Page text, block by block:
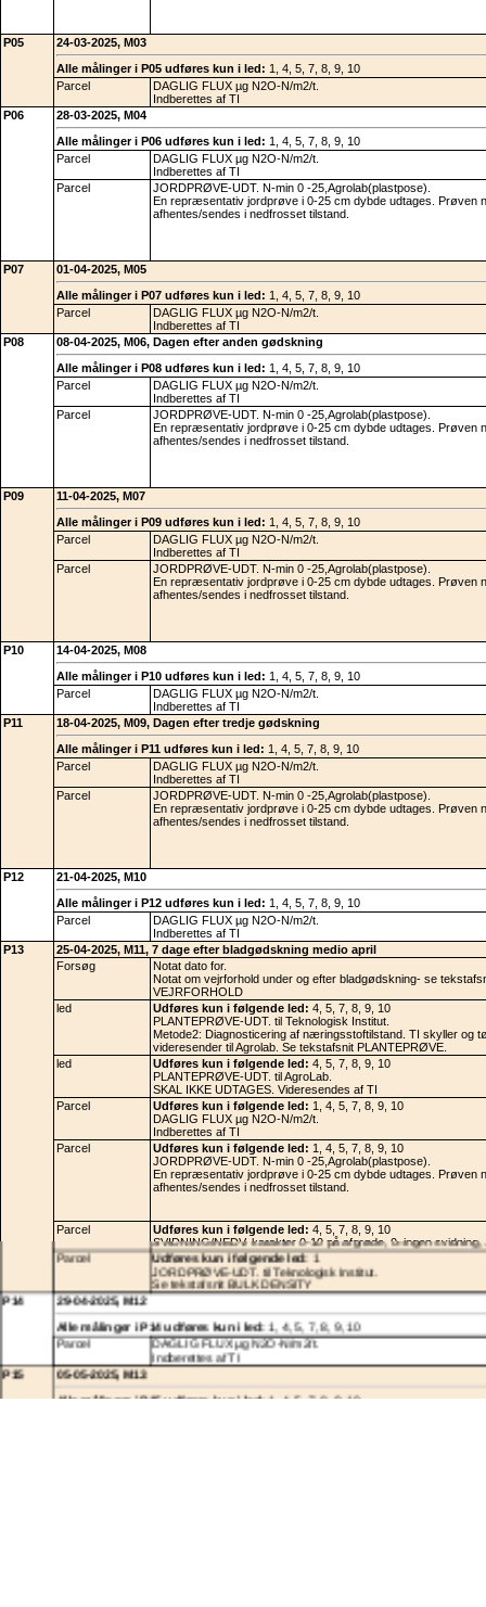
P05 24-03-2025, M03
Alle målinger i P05 udføres kun i led: 1, 4, 5, 7, 8, 9, 10
Parcel
DAGLIG FLUX µg N2O-N/m2/t.
Indberettes af TI
P06
28-03-2025, M04
Alle målinger i P06 udføres kun i led: 1, 4, 5, 7, 8, 9, 10
Parcel
DAGLIG FLUX µg N2O-N/m2/t.
Indberettes af TI
Parcel
JORDPRØVE-UDT. N-min 0 -25,Agrolab(plastpose).
En repræsentativ jordprøve i 0-25 cm dybde udtages. Prøven
afhentes/sendes i nedfrosset tilstand.
P07 01-04-2025, M05
Alle målinger i P07 udføres kun i led: 1, 4, 5, 7, 8, 9, 10
Parcel
DAGLIG FLUX µg N2O-N/m2/t.
Indberettes af TI
P08
08-04-2025, M06, Dagen efter anden gødskning
Alle målinger i P08 udføres kun i led: 1, 4, 5, 7, 8, 9, 10
Parcel
DAGLIG FLUX µg N2O-N/m2/t.
Indberettes af TI
Parcel
JORDPRØVE-UDT. N-min 0 -25,Agrolab(plastpose).
En repræsentativ jordprøve i 0-25 cm dybde udtages. Prøven
afhentes/sendes i nedfrosset tilstand.
P09 11-04-2025, M07
Alle målinger i P09 udføres kun i led: 1, 4, 5, 7, 8, 9, 10
Parcel
DAGLIG FLUX µg N2O-N/m2/t.
Indberettes af TI
Parcel
JORDPRØVE-UDT. N-min 0 -25,Agrolab(plastpose).
En repræsentativ jordprøve i 0-25 cm dybde udtages. Prøven
afhentes/sendes i nedfrosset tilstand.
P10 14-04-2025, M08
Alle målinger i P10 udføres kun i led: 1, 4, 5, 7, 8, 9, 10
Parcel
DAGLIG FLUX µg N2O-N/m2/t.
Indberettes af TI
P11
18-04-2025, M09, Dagen efter tredje gødskning
Alle målinger i P11 udføres kun i led: 1, 4, 5, 7, 8, 9, 10
Parcel
DAGLIG FLUX µg N2O-N/m2/t.
Indberettes af TI
Parcel
JORDPRØVE-UDT. N-min 0 -25,Agrolab(plastpose).
En repræsentativ jordprøve i 0-25 cm dybde udtages. Prøven
afhentes/sendes i nedfrosset tilstand.
P12 21-04-2025, M10
Alle målinger i P12 udføres kun i led: 1, 4, 5, 7, 8, 9, 10
Parcel
DAGLIG FLUX µg N2O-N/m2/t.
Indberettes af TI
P13
25-04-2025, M11, 7 dage efter bladgødskning medio april
Forsøg
Notat dato for.
Notat om vejrforhold under og efter bladgødskning- se
VEJRFORHOLD
led
Udføres kun i følgende led: 4, 5, 7, 8, 9, 10
PLANTEPRØVE-UDT. til Teknologisk Institut.
Metode2: Diagnosticering af næringsstoftilstand. TI skyller og
videresender til Agrolab. Se tekstafsnit PLANTEPRØVE.
led
Udføres kun i følgende led: 4, 5, 7, 8, 9, 10
PLANTEPRØVE-UDT. til AgroLab.
SKAL IKKE UDTAGES. Videresendes af TI
Parcel
Udføres kun i følgende led: 1, 4, 5, 7, 8, 9, 10
DAGLIG FLUX µg N2O-N/m2/t.
Indberettes af TI
Parcel
Udføres kun i følgende led: 1, 4, 5, 7, 8, 9, 10
JORDPRØVE-UDT. N-min 0 -25,Agrolab(plastpose).
En repræsentativ jordprøve i 0-25 cm dybde udtages. Prøven
afhentes/sendes i nedfrosset tilstand.
Parcel Udføres kun i følgende led: 4, 5, 7, 8, 9, 10
SVIDNING/NEDV. karakter 0-10 på afgrøde, 0=ingen svidning,
Parcel
Udføres kun i følgende led: 1
JORDPRØVE-UDT. til Teknologisk Institut.
Se tekstafsnit BULK DENSITY
P14
29-04-2025, M12
Alle målinger i P14 udføres kun i led: 1, 4, 5, 7, 8, 9, 10
Parcel
DAGLIG FLUX µg N2O-N/m2/t.
Indberettes af TI
P15
05-05-2025, M13
Alle målinger i P15 udføres kun i led:1, 4, 5, 7, 8, 9, 10